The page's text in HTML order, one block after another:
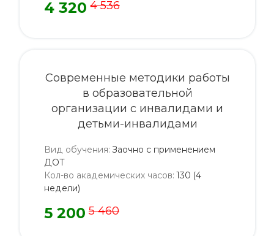
4 320 4 536
Современные методики работы
в образовательной
организации с инвалидами и
детьми-инвалидами
Вид обучения: Заочно с применением
ДОТ
Кол-во академических часов: 130 (4
недели)
5 200 5 460